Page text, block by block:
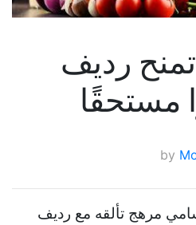
تمنح رديف
مستحقًا
by
مرهج تألقه مع رديف